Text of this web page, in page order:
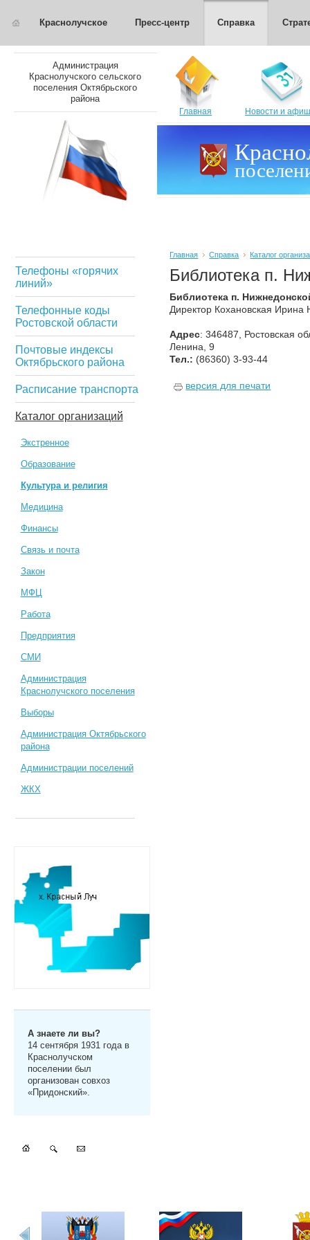
Краснолучское Пресс-центр Справка
Администрация
Краснолучского сельского
поселения Октябрьского
района
Главная Новости и
Телефоны «горячих
линий»
Телефонные коды
Ростовской области
Почтовые индексы
Октябрьского района
Расписание транспорта
Каталог организаций
Экстренное
Образование
Культура и религия
Медицина
Финансы
Связь и почта
Закон
МФЦ
Работа
Предприятия
СМИ
Администрация
Краснолучского поселения
Выборы
Администрация Октябрьского
района
Администрации поселений
ЖКХ
А знаете ли вы?
14 сентября 1931 года в
Краснолучском
поселении был
организован совхоз
«Придонский».
Главная Справка Каталог
Библиотека п.
Библиотека п.
Директор Кохановская Ирина
Адрес: 346487, Ростовская
Ленина, 9
Тел.: (86360) 3-93-44
версия для печати